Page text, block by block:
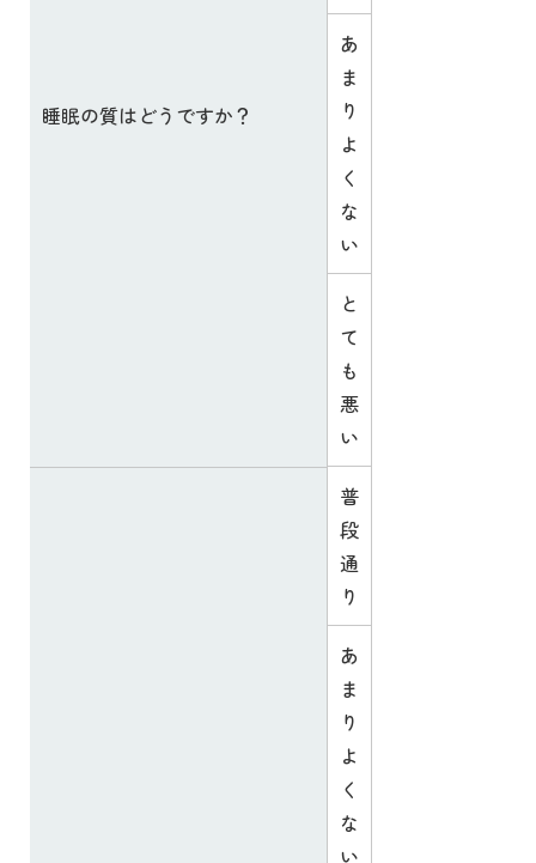
睡眠の質はどうですか？
あ
ま
り
よ
く
な
い
と
て
も
悪
い
普
段
通
り
あ
ま
り
よ
く
な
い